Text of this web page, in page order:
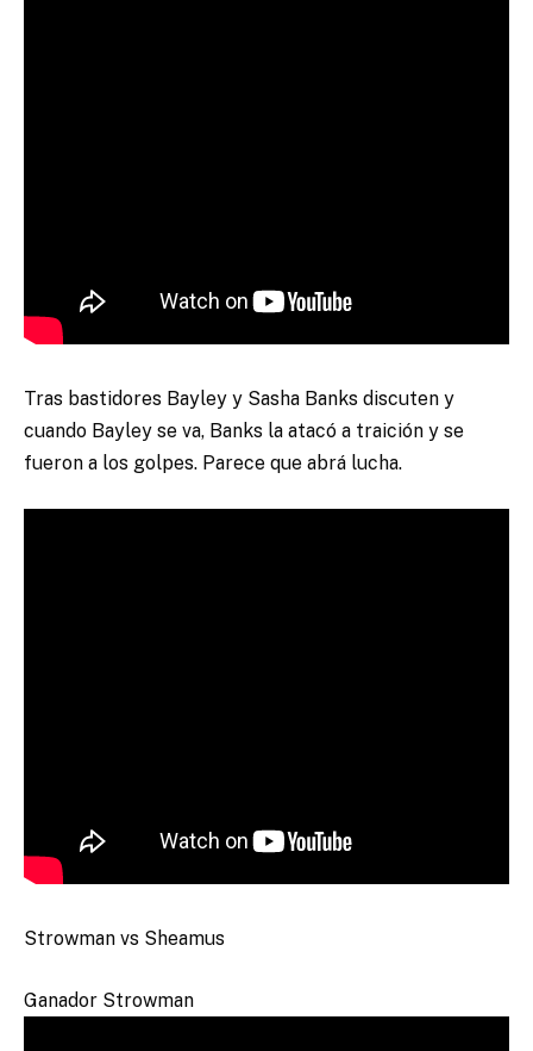
Tras bastidores Bayley y Sasha Banks discuten y
cuando Bayley se va, Banks la atacó a traición y se
fueron a los golpes. Parece que abrá lucha.
Strowman vs Sheamus
Ganador Strowman